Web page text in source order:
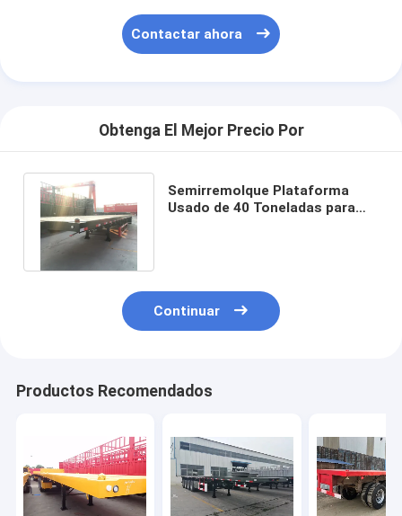
Contactar ahora
Obtenga El Mejor Precio Por
Semirremolque Plataforma
Usado de 40 Toneladas para
Continuar
Productos Recomendados